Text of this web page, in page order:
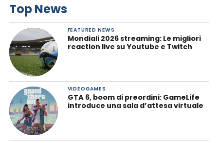
Top News
FEATURED NEWS
Mondiali 2026 streaming: Le migliori
reaction live su Youtube e Twitch
VIDEOGAMES
GTA 6, boom di preordini: GameLife
introduce una sala d’attesa virtuale